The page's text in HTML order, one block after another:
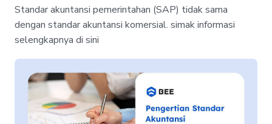
Standar akuntansi pemerintahan (SAP) tidak sama
dengan standar akuntansi komersial. simak informasi
selengkapnya di sini